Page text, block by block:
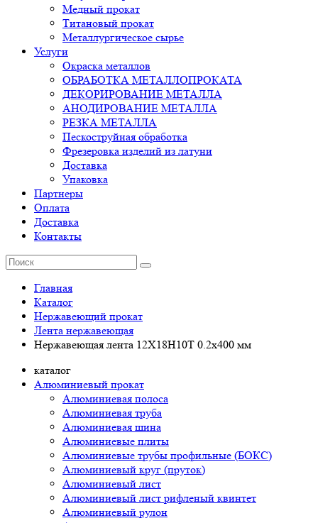
Медный прокат
Титановый прокат
Металлургическое сырье
Услуги
Окраска металлов
ОБРАБОТКА МЕТАЛЛОПРОКАТА
ДЕКОРИРОВАНИЕ МЕТАЛЛА
АНОДИРОВАНИЕ МЕТАЛЛА
РЕЗКА МЕТАЛЛА
Пескоструйная обработка
Фрезеровка изделий из латуни
Доставка
Упаковка
Партнеры
Оплата
Доставка
Контакты
Главная
Каталог
Нержавеющий прокат
Лента нержавеющая
Нержавеющая лента 12Х18Н10Т 0.2x400 мм
каталог
Алюминиевый прокат
Алюминиевая полоса
Алюминиевая труба
Алюминиевая шина
Алюминиевые плиты
Алюминиевые трубы профильные (БОКС)
Алюминиевый круг (пруток)
Алюминиевый лист
Алюминиевый лист рифленый квинтет
Алюминиевый рулон